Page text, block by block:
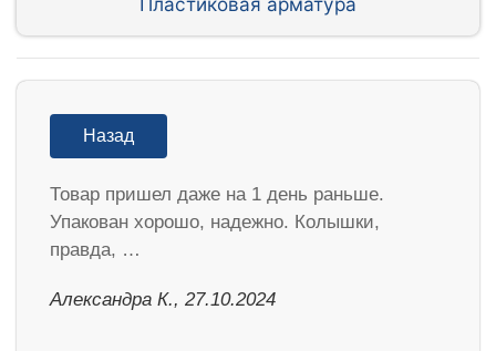
Назад
Товар пришел даже на 1 день раньше.
Упакован хорошо, надежно. Колышки,
правда, …
Александра К., 27.10.2024